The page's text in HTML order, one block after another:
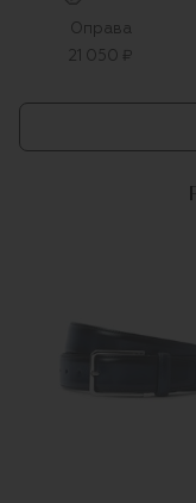
Оправа
21 050 ₽